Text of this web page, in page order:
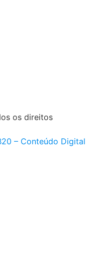
os direitos
– Conteúdo Digital